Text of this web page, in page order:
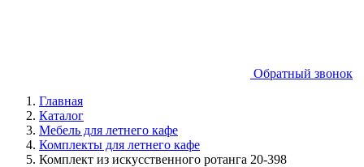
Обратный звонок
Главная
Каталог
Мебель для летнего кафе
Комплекты для летнего кафе
Комплект из искусственного ротанга 20-398